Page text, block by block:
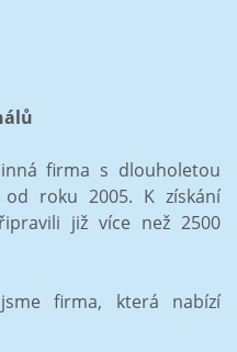
firma s dlouholetou
roku 2005. K získání
již více než 2500
firma, která nabízí